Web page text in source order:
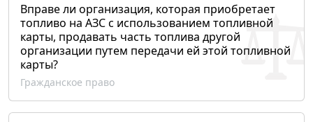
Вправе ли организация, которая приобретает
топливо на АЗС с использованием топливной
карты, продавать часть топлива другой
организации путем передачи ей этой топливной
карты?
Гражданское право